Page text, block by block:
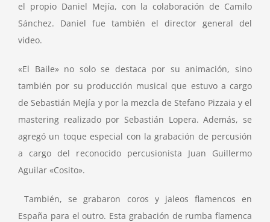
el propio Daniel Mejía, con la colaboración de Camilo
Sánchez. Daniel fue también el director general del
video.
«El Baile» no solo se destaca por su animación, sino
también por su producción musical que estuvo a cargo
de Sebastián Mejía y por la mezcla de Stefano Pizzaia y el
mastering realizado por Sebastián Lopera. Además, se
agregó un toque especial con la grabación de percusión
a cargo del reconocido percusionista Juan Guillermo
Aguilar «Cosito».
También, se grabaron coros y jaleos flamencos en
España para el outro. Esta grabación de rumba flamenca